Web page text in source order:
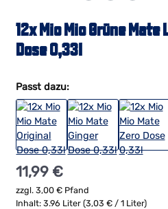
12x Mio Mio Grüne
Dose 0,33l
Passt dazu:
Regulärer Preis:
11,99 €
zzgl. 3,00 € Pfand
Inhalt: 3.96 Liter (3,03 € / 1 Liter)